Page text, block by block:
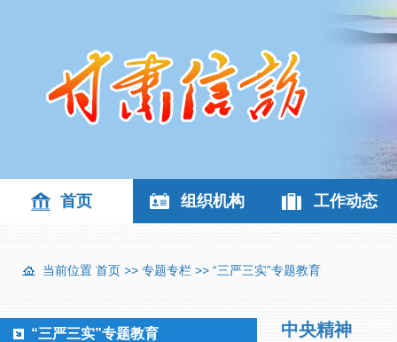
首页 组织机构 工作动态
当前位置 首页 >> 专题专栏 >> “三严三实”专题教育
“三严三实”专题教育 中央精神